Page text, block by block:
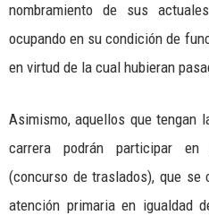
nombramiento de sus
ocupando en su condición de
en virtud de la cual hubieran
Asimismo, aquellos que tengan
carrera podrán participar
(concurso de traslados), que se
atención primaria en igualdad